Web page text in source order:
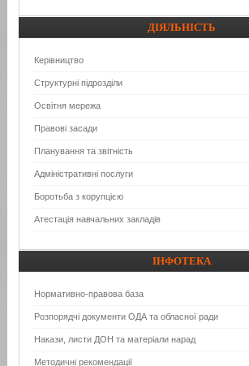
ДІЯЛЬНІСТЬ
Керівництво
Структурні підрозділи
Освітня мережа
Правові засади
Планування та звітність
Адміністративні послуги
Боротьба з корупцією
Атестація навчальних закладів
ІНФОТЕКА
Нормативно-правова база
Розпорядчі документи ОДА та обласної ради
Накази, листи ДОН та матеріали нарад
Методичні рекомендації